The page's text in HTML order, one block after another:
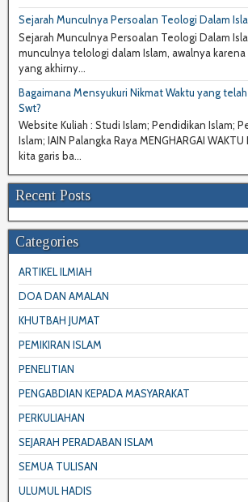
Sejarah Munculnya Persoalan Teologi Dalam
Sejarah Munculnya Persoalan Teologi Dalam
munculnya telologi dalam Islam, awalnya
yang akhirny...
Bagaimana Mensyukuri Nikmat Waktu yang
Swt?
Website Kuliah : Studi Islam; Pendidikan Islam;
Islam; IAIN Palangka Raya MENGHARGAI
kita garis ba...
Recent Posts
Categories
ARTIKEL ILMIAH
DOA DAN AMALAN
KHUTBAH JUMAT
PEMIKIRAN ISLAM
PENELITIAN
PENGABDIAN KEPADA MASYARAKAT
PERKULIAHAN
SEJARAH PERADABAN ISLAM
SEMUA TULISAN
ULUMUL HADIS